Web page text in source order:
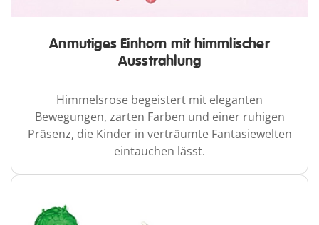
Anmutiges Einhorn mit himmlischer
Ausstrahlung
Himmelsrose begeistert mit eleganten
Bewegungen, zarten Farben und einer ruhigen
Präsenz, die Kinder in verträumte Fantasiewelten
eintauchen lässt.